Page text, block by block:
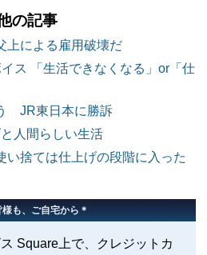
の記事
上による雇用破壊だ
ス 「生活できなくなる」or「仕
JR東日本に勝訴
人間らしい生活
捨ては仕上げの段階に入った
も、ご自宅から＊
Square上で、クレジットカ